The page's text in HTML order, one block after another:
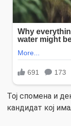
Тој спомена и
кандидат кој